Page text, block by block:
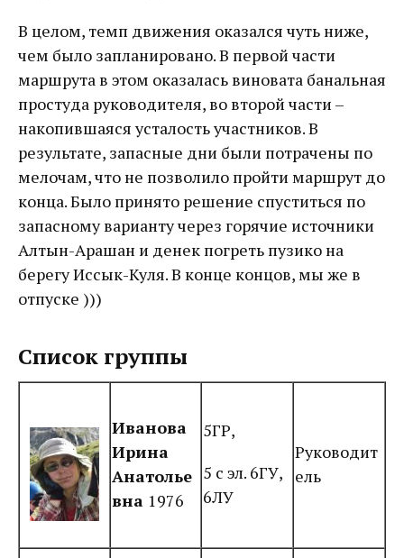
В целом, темп движения оказался чуть ниже,
чем было запланировано. В первой части
маршрута в этом оказалась виновата банальная
простуда руководителя, во второй части –
накопившаяся усталость участников. В
результате, запасные дни были потрачены по
мелочам, что не позволило пройти маршрут до
конца. Было принято решение спуститься по
запасному варианту через горячие источники
Алтын-Арашан и денек погреть пузико на
берегу Иссык-Куля. В конце концов, мы же в
отпуске )))
Список группы
Иванова
Ирина
Анатолье
вна 1976
5ГР,
5 с эл. 6ГУ,
6ЛУ
Руководит
ель